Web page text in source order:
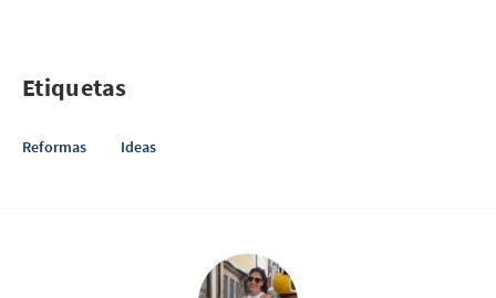
Etiquetas
Reformas Ideas